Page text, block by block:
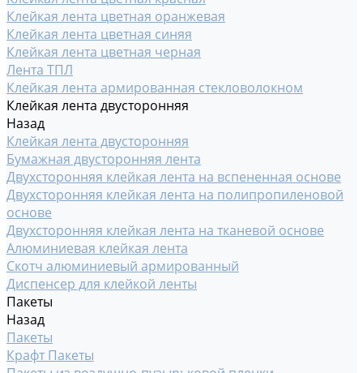
Клейкая лента цветная оранжевая
Клейкая лента цветная синяя
Клейкая лента цветная черная
Лента ТПЛ
Клейкая лента армированная стекловолокном
Клейкая лента двусторонняя
Назад
Клейкая лента двусторонняя
Бумажная двусторонняя лента
Двухсторонняя клейкая лента на вспененная основе
Двухсторонняя клейкая лента на полипропиленовой
основе
Двухсторонняя клейкая лента на тканевой основе
Алюминиевая клейкая лента
Скотч алюминиевый армированный
Диспенсер для клейкой ленты
Пакеты
Назад
Пакеты
Крафт Пакеты